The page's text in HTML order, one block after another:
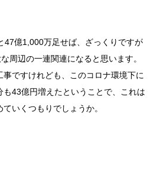
47億1,000万足せば、ざっくりですが
周辺の一連関連になると思います。
ですけれども、このコロナ環境下に
43億円増えたということで、これは
いくつもりでしょうか。